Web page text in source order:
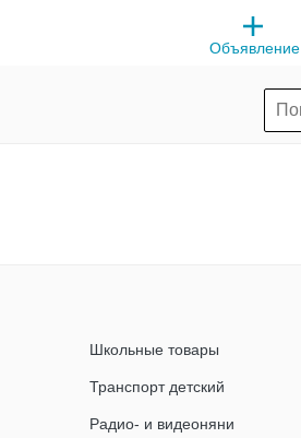
Объявление
Школьные товары
Транспорт детский
Радио- и видеоняни